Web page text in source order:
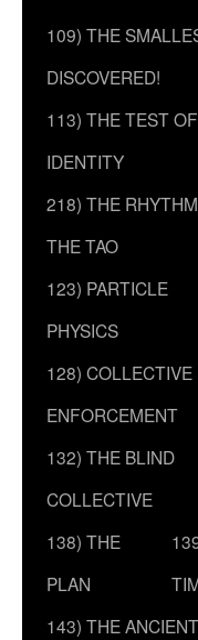
109) THE
DISCOVERED!
113) THE TEST OF
IDENTITY
218) THE
THE TAO
123) PARTICLE
PHYSICS
128) COLLECTIVE
ENFORCEMENT
132) THE BLIND
COLLECTIVE
138) THE
PLAN
143) THE